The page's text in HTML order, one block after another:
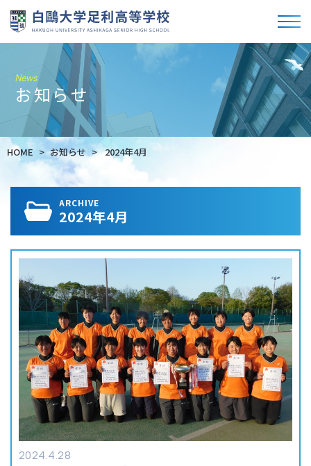
News
お知らせ
HOME お知らせ 2024年4月
ARCHIVE
2024年4月
2024.4.28